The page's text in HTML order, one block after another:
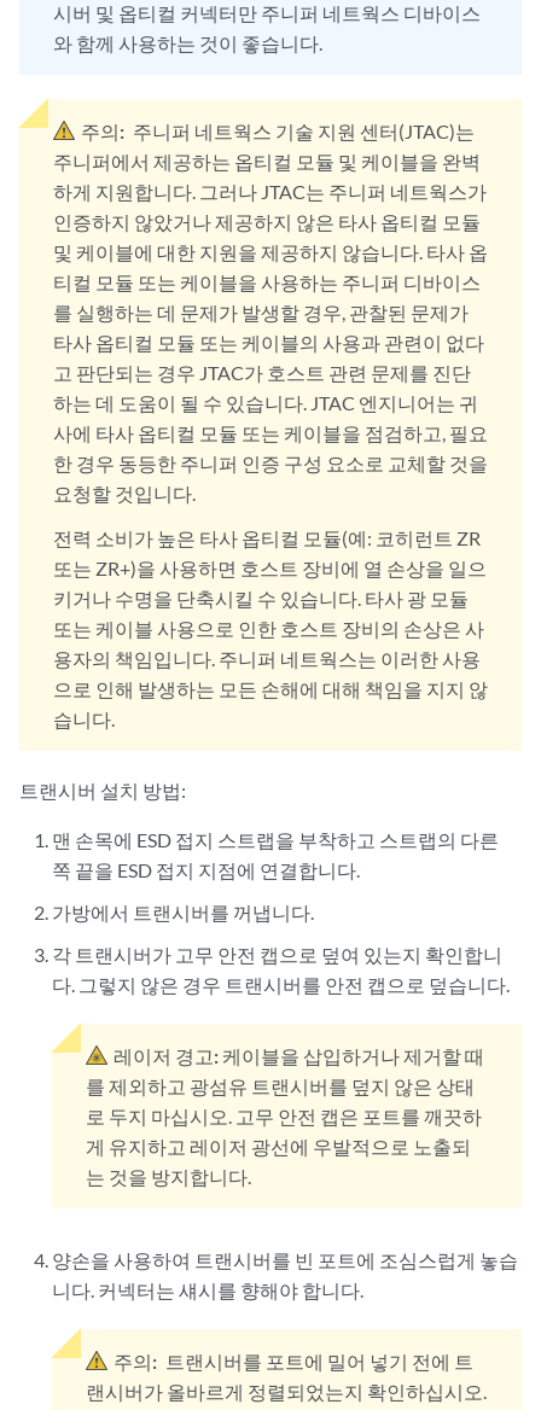
시버 및 옵티컬 커넥터만 주니퍼 네트웍스 디바이스
와 함께 사용하는 것이 좋습니다.
주의: 주니퍼 네트웍스 기술 지원 센터(JTAC)는
주니퍼에서 제공하는 옵티컬 모듈 및 케이블을 완벽
하게 지원합니다. 그러나 JTAC는 주니퍼 네트웍스가
인증하지 않았거나 제공하지 않은 타사 옵티컬 모듈
및 케이블에 대한 지원을 제공하지 않습니다. 타사 옵
티컬 모듈 또는 케이블을 사용하는 주니퍼 디바이스
를 실행하는 데 문제가 발생할 경우, 관찰된 문제가
타사 옵티컬 모듈 또는 케이블의 사용과 관련이 없다
고 판단되는 경우 JTAC가 호스트 관련 문제를 진단
하는 데 도움이 될 수 있습니다. JTAC 엔지니어는 귀
사에 타사 옵티컬 모듈 또는 케이블을 점검하고, 필요
한 경우 동등한 주니퍼 인증 구성 요소로 교체할 것을
요청할 것입니다.
전력 소비가 높은 타사 옵티컬 모듈(예: 코히런트 ZR
또는 ZR+)을 사용하면 호스트 장비에 열 손상을 일으
키거나 수명을 단축시킬 수 있습니다. 타사 광 모듈
또는 케이블 사용으로 인한 호스트 장비의 손상은 사
용자의 책임입니다. 주니퍼 네트웍스는 이러한 사용
으로 인해 발생하는 모든 손해에 대해 책임을 지지 않
습니다.
트랜시버 설치 방법:
맨 손목에 ESD 접지 스트랩을 부착하고 스트랩의 다른
쪽 끝을 ESD 접지 지점에 연결합니다.
가방에서 트랜시버를 꺼냅니다.
각 트랜시버가 고무 안전 캡으로 덮여 있는지 확인합니
다. 그렇지 않은 경우 트랜시버를 안전 캡으로 덮습니다.
레이저 경고: 케이블을 삽입하거나 제거할 때
를 제외하고 광섬유 트랜시버를 덮지 않은 상태
로 두지 마십시오. 고무 안전 캡은 포트를 깨끗하
게 유지하고 레이저 광선에 우발적으로 노출되
는 것을 방지합니다.
양손을 사용하여 트랜시버를 빈 포트에 조심스럽게 놓습
니다. 커넥터는 섀시를 향해야 합니다.
주의: 트랜시버를 포트에 밀어 넣기 전에 트
랜시버가 올바르게 정렬되었는지 확인하십시오.